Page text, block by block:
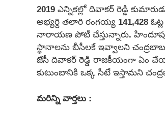
2019 ఎన్నికల్లో దివాకర్ రెడ్డి
అభ్యర్ది తలారి రంగయ్య 141,428
నారాయణ పోటీ చేస్తున్నారు.
స్థానాలను బీసీలకే ఇవ్వాలని
జేసీ దివాకర్ రెడ్డి రాజకీయంగా ఏం
కుటుంబానికి ఒక్క సీటే ఇస్తామని
మరిన్ని వార్తలు :